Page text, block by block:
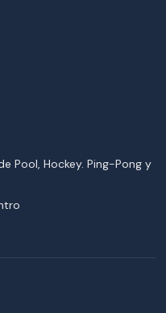
Pool, Hockey. Ping-Pong y